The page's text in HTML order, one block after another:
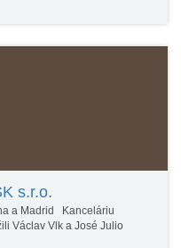
s.r.o.
a Madrid Kanceláriu
Václav Vlk a José Julio